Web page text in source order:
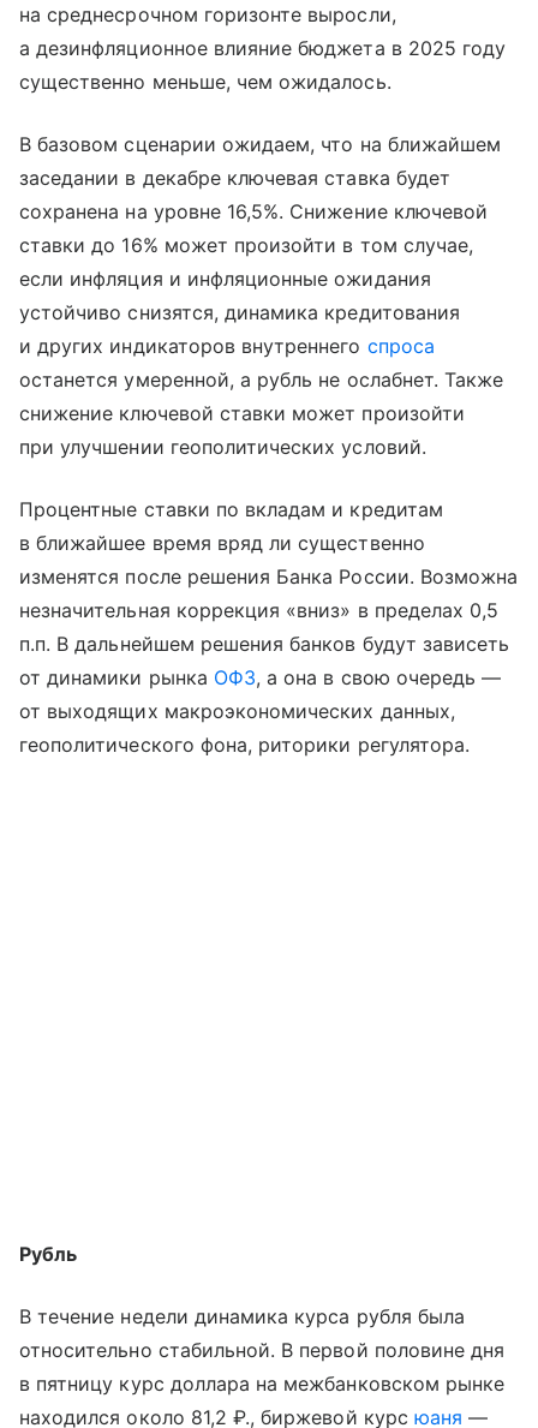
на среднесрочном горизонте выросли,
а дезинфляционное влияние бюджета в 2025 году
существенно меньше, чем ожидалось.
В базовом сценарии ожидаем, что на ближайшем
заседании в декабре ключевая ставка будет
сохранена на уровне 16,5%. Снижение ключевой
ставки до 16% может произойти в том случае,
если инфляция и инфляционные ожидания
устойчиво снизятся, динамика кредитования
и других индикаторов внутреннего спроса
останется умеренной, а рубль не ослабнет. Также
снижение ключевой ставки может произойти
при улучшении геополитических условий.
Процентные ставки по вкладам и кредитам
в ближайшее время вряд ли существенно
изменятся после решения Банка России. Возможна
незначительная коррекция «вниз» в пределах 0,5
п.п. В дальнейшем решения банков будут зависеть
от динамики рынка ОФЗ, а она в свою очередь —
от выходящих макроэкономических данных,
геополитического фона, риторики регулятора.
Рубль
В течение недели динамика курса рубля была
относительно стабильной. В первой половине дня
в пятницу курс доллара на межбанковском рынке
находился около 81,2 ₽., биржевой курс юаня —